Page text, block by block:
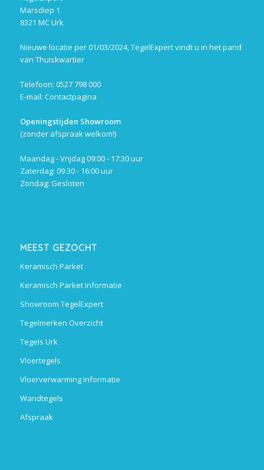
Marsdiep 1
8321 MC Urk
Nieuwe locatie per 01/03/2024, TegelExpert vindt u in het pand
van Thuiskwartier
Telefoon: 0527 798 000
E-mail: Contactpagina
Openingstijden Showroom
(zonder afspraak welkom!)
Maandag - Vrijdag 09:00 - 17:30 uur
Zaterdag: 09:30 - 16:00 uur
Zondag: Gesloten
MEEST GEZOCHT
Keramisch Parket
Keramisch Parket Informatie
Showroom TegelExpert
Tegelmerken Overzicht
Tegels Urk
Vloertegels
Vloerverwarming informatie
Wandtegels
Afspraak